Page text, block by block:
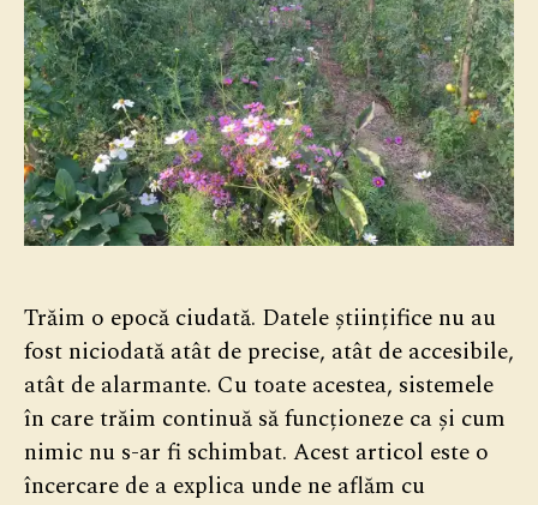
Trăim o epocă ciudată. Datele științifice nu au
fost niciodată atât de precise, atât de accesibile,
atât de alarmante. Cu toate acestea, sistemele
în care trăim continuă să funcționeze ca și cum
nimic nu s-ar fi schimbat. Acest articol este o
încercare de a explica unde ne aflăm cu